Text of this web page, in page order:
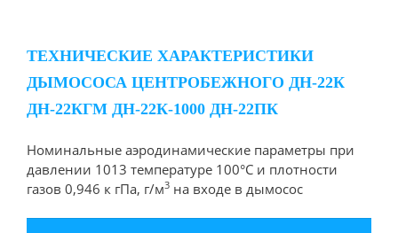
ТЕХНИЧЕСКИЕ ХАРАКТЕРИСТИКИ
ДЫМОСОСА ЦЕНТРОБЕЖНОГО ДН-22К
ДН-22КГМ ДН-22К-1000 ДН-22ПК
Номинальные аэродинамические параметры при
давлении 1013 температуре 100°С и плотности
газов 0,946 к гПа, г/м3 на входе в дымосос